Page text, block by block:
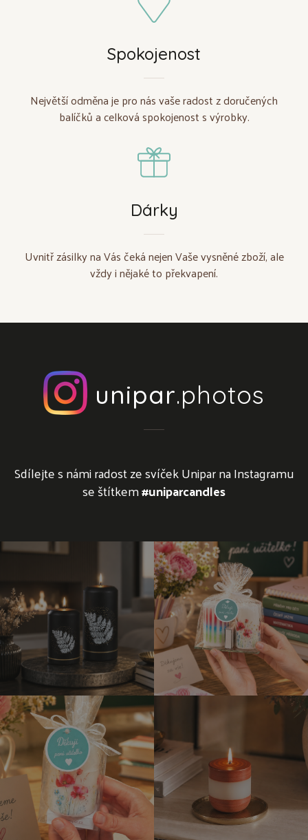
Spokojenost
Největší odměna je pro nás vaše radost z doručených
balíčků a celková spokojenost s výrobky.
Dárky
Uvnitř zásilky na Vás čeká nejen Vaše vysněné zboží, ale
vždy i nějaké to překvapení.
unipar.photos
Sdílejte s námi radost ze svíček Unipar na Instagramu
se štítkem#uniparcandles